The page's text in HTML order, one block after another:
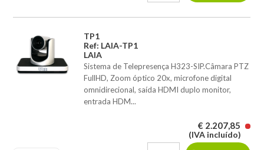
TP1
Ref: LAIA-TP1
LAIA
Sistema de Telepresença H323-SIP.Câmara PTZ
FullHD, Zoom óptico 20x, microfone digital
omnidirecional, saída HDMI duplo monitor,
entrada HDM...
€ 2.207,85
(IVA incluído)